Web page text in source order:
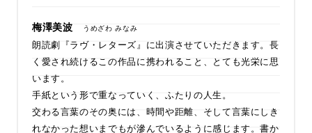
梅澤美波 うめざわ みなみ
朗読劇『ラヴ・レターズ』に出演させていただきます。長
く愛され続けるこの作品に携われること、とても光栄に思
います。
手紙という形で重なっていく、ふたりの人生。
交わる言葉のその奥には、時間や距離、そして言葉にしき
れなかった想いまでもが滲んでいるように感じます。書か